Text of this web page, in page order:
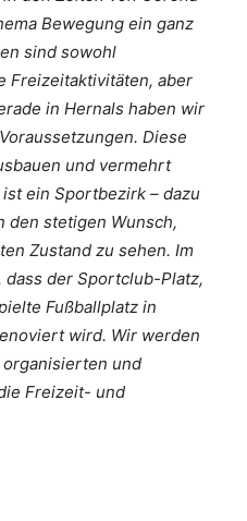
Bewegung ein ganz
sind sowohl
Freizeitaktivitäten, aber
in Hernals haben wir
Diese
und vermehrt
ein Sportbezirk – dazu
den stetigen Wunsch,
Zustand zu sehen. Im
der Sportclub-Platz,
Fußballplatz in
wird. Wir werden
und
Freizeit- und